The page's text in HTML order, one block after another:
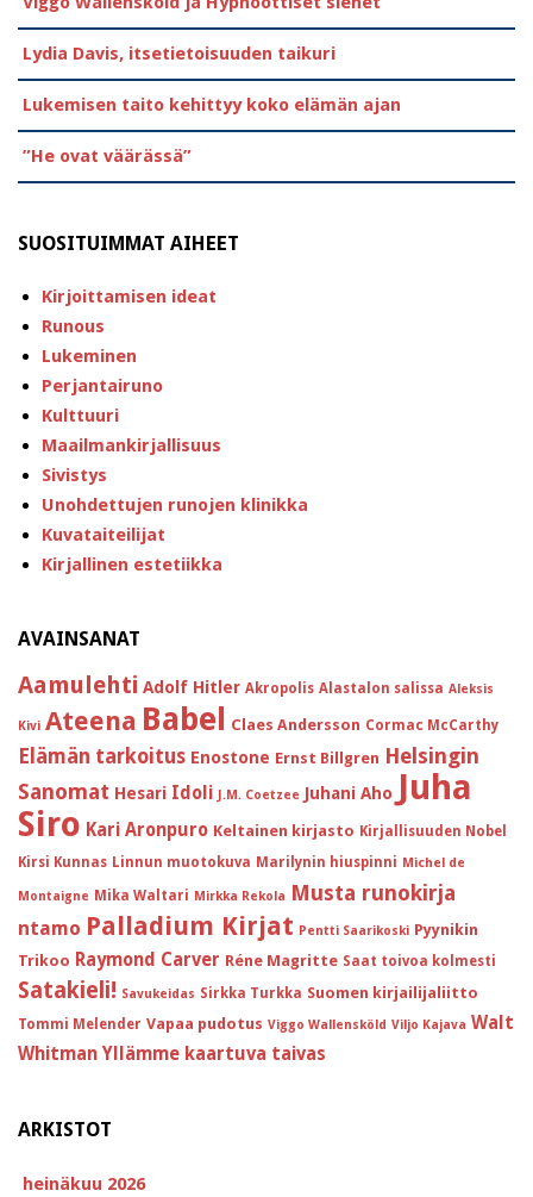
Lydia Davis, itsetietoisuuden taikuri
Lukemisen taito kehittyy koko elämän ajan
”He ovat väärässä”
SUOSITUIMMAT AIHEET
Kirjoittamisen ideat
Runous
Lukeminen
Perjantairuno
Kulttuuri
Maailmankirjallisuus
Sivistys
Unohdettujen runojen klinikka
Kuvataiteilijat
Kirjallinen estetiikka
AVAINSANAT
Aamulehti Adolf Hitler Akropolis Alastalon salissa Aleksis
Kivi Ateena Babel Claes Andersson Cormac McCarthy
Elämän tarkoitus Enostone Ernst Billgren Helsingin
Sanomat Hesari Idoli J.M. Coetzee Juhani Aho Juha
Siro Kari Aronpuro Keltainen kirjasto Kirjallisuuden Nobel
Kirsi Kunnas Linnun muotokuva Marilynin hiuspinni Michel de
Montaigne Mika Waltari Mirkka Rekola Musta runokirja
ntamo Palladium Kirjat Pentti Saarikoski Pyynikin
Trikoo Raymond Carver Réne Magritte Saat toivoa kolmesti
Satakieli! Savukeidas Sirkka Turkka Suomen kirjailijaliitto
Tommi Melender Vapaa pudotus Viggo Wallensköld Viljo Kajava Walt
Whitman Yllämme kaartuva taivas
ARKISTOT
heinäkuu 2026